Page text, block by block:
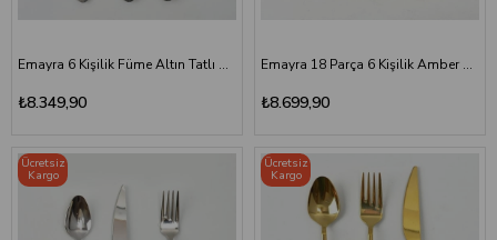
Emayra 6 Kişilik Füme Altın Tatlı Çatal Kaşık Bıçak Seti
₺8.349,90
Emayra 18 Parça 6 Kişilik Amber Titanyum Tatlı Çatal Kaşık Bıçak Seti
₺8.699,90
Ücretsiz
Kargo
Ücretsiz
Kargo